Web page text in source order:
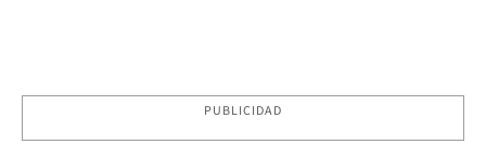
PUBLICIDAD